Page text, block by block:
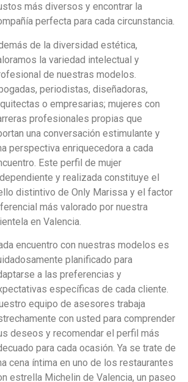
más diversos y encontrar la
perfecta para cada circunstancia.
de la diversidad estética,
la variedad intelectual y
de nuestras modelos.
periodistas, diseñadoras,
o empresarias; mujeres con
profesionales propias que
una conversación estimulante y
perspectiva enriquecedora a cada
Este perfil de mujer
y realizada constituye el
distintivo de Only Marissa y el factor
más valorado por nuestra
en Valencia.
encuentro con nuestras modelos es
planificado para
a las preferencias y
específicas de cada cliente.
equipo de asesores trabaja
con usted para comprender
deseos y recomendar el perfil más
para cada ocasión. Ya se trate de
cena íntima en uno de los restaurantes
estrella Michelin de Valencia, un paseo